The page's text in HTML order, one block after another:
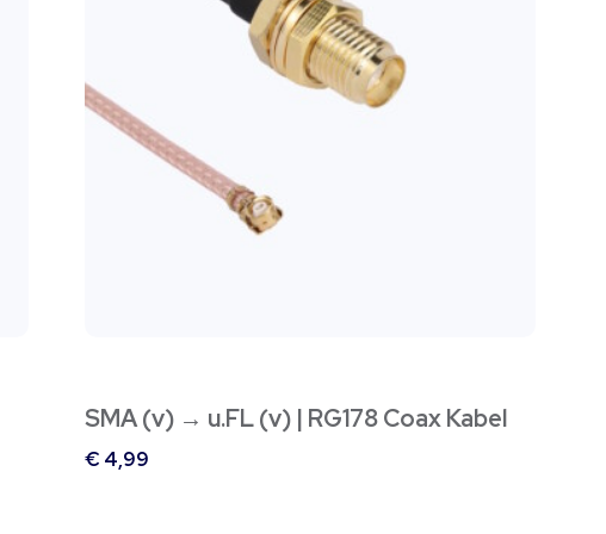
SMA (v) → u.FL (v) | RG178 Coax Kabel
€ 4,99